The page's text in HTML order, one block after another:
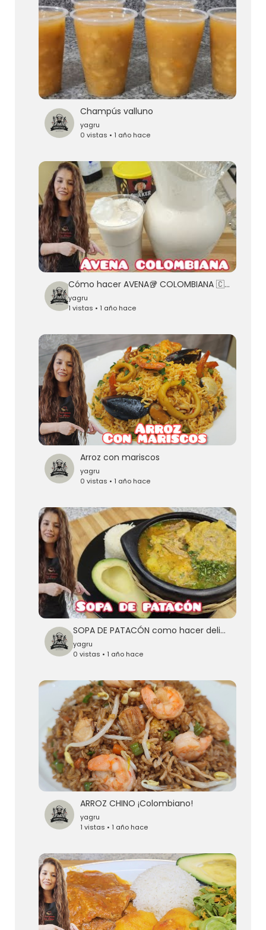
Champús valluno
yagru
0 vistas • 1 año hace
Cómo hacer AVENA🥡 COLOMBIANA 🇨🇴 fácil y DELICIOSA😋
yagru
1 vistas • 1 año hace
Arroz con mariscos
yagru
0 vistas • 1 año hace
SOPA DE PATACÓN como hacer deliciosa y fácil
yagru
0 vistas • 1 año hace
ARROZ CHINO ¡Colombiano!
yagru
1 vistas • 1 año hace